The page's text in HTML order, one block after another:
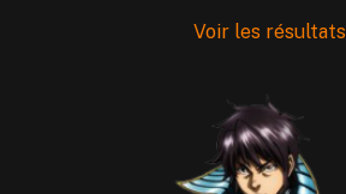
Voir les résultats